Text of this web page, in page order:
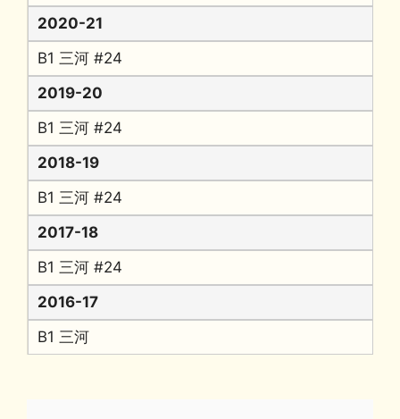
2020-21
B1 三河 #24
2019-20
B1 三河 #24
2018-19
B1 三河 #24
2017-18
B1 三河 #24
2016-17
B1 三河